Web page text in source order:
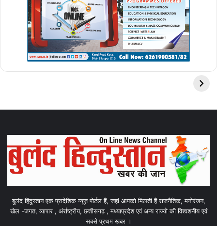
बुलंद हिंदुस्तान एक प्रादेशिक न्यूज़ पोर्टल हैं, जहां आपको मिलती हैं राजनैतिक, मनोरंजन,
खेल -जगत, व्यापार , अंर्राष्ट्रीय, छत्तीसगढ़ , मध्याप्रदेश एवं अन्य राज्यो की विश्वशनीय एवं
सबसे प्रथम खबर ।